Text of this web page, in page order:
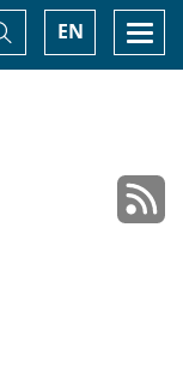
EN
Basculer
la
recherche